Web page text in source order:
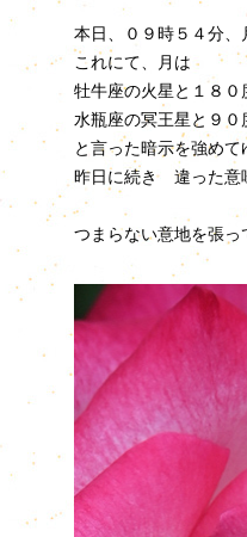
本日、０９時５４分、
これにて、月は
牡牛座の火星と１８
水瓶座の冥王星と９０
と言った暗示を強めて
昨日に続き 違った意
つまらない意地を張